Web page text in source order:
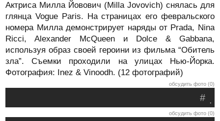
Актриса Милла Йовович (Milla Jovovich) снялась для
глянца Vogue Paris. На страницах его февральского
номера Милла демонстрирует наряды от Prada, Nina
Ricci, Alexander McQueen и Dolce & Gabbana,
используя образ своей героини из фильма “Обитель
зла”. Съемки проходили на улицах Нью-Йорка.
Фотография: Inez & Vinoodh. (12 фотографий)
обсудить фото (0)
.
#
обсудить фото (0)